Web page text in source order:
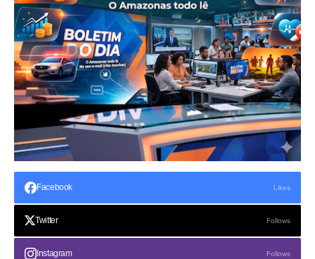
Facebook Likes
Twitter Follows
Instagram Follows